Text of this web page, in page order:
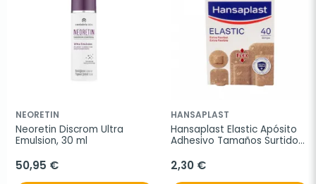
NEORETIN
Neoretin Discrom Ultra
Emulsion, 30 ml
50,95 €
HANSAPLAST
Hansaplast Elastic Apósito
Adhesivo Tamaños Surtidos,
2,30 €